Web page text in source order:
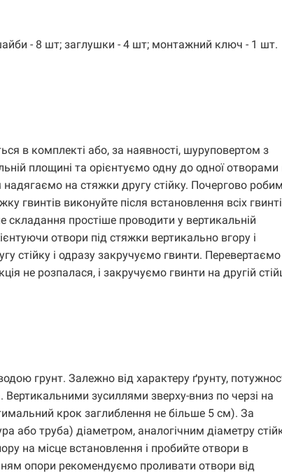
- 8 шт; заглушки - 4 шт; монтажний ключ - 1 шт.
в комплекті або, за наявності, шуруповертом з
площині та орієнтуємо одну до одної отворами
на стяжки другу стійку. Почергово
гвинтів виконуйте після встановлення всіх
складання простіше проводити у вертикальній
отвори під стяжки вертикально вгору і
стійку і одразу закручуємо гвинти. Перевертаємо
не розпалася, і закручуємо гвинти на другій
грунт. Залежно від характеру ґрунту,
зусиллями зверху-вниз по черзі на
крок заглиблення не більше 5 см). За
або труба) діаметром, аналогічним діаметру
на місце встановлення і пробийте отвори в
опори рекомендуємо проливати отвори від